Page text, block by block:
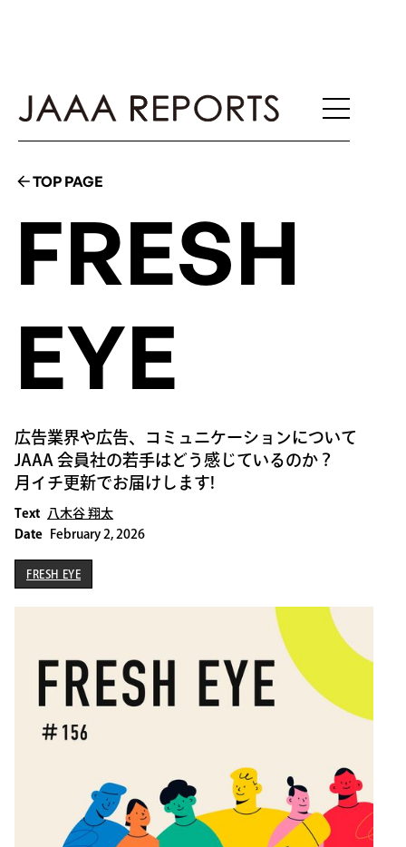
TOP PAGE
FRESH
EYE
広告業界や広告、コミュニケーションについて
JAAA 会員社の若手はどう感じているのか？
月イチ更新でお届けします!
Text
八木谷 翔太
Date
February 2, 2026
FRESH EYE
FRESH EYE